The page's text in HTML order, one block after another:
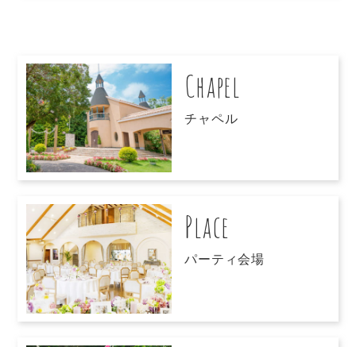
Chapel
チャペル
Place
パーティ会場